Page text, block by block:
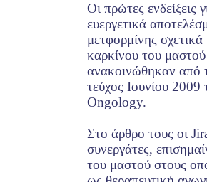
Οι πρώτες ενδείξεις
ευεργετικά
μετφορμίνης
καρκίνου του
ανακοινώθηκαν από
τεύχος Ιουνίου
Ongology.
Στο άρθρο τους οι
συνεργάτες,
του μαστού στους